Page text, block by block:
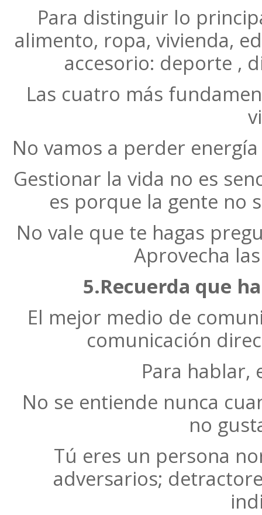
Para distinguir lo
alimento, ropa, vivienda,
accesorio: deporte ,
Las cuatro más
No vamos a perder
Gestionar la vida no es
es porque la gente no
No vale que te hagas
Aprovecha
5.Recuerda que
El mejor medio de
comunicación
Para hablar,
No se entiende nunca
no
Tú eres un persona
adversarios;